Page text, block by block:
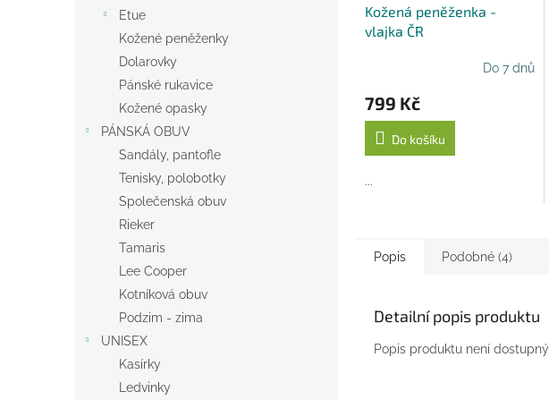
Etue
Kožené peněženky
Dolarovky
Pánské rukavice
Kožené opasky
PÁNSKÁ OBUV
Sandály, pantofle
Tenisky, polobotky
Společenská obuv
Rieker
Tamaris
Lee Cooper
Kotníková obuv
Podzim - zima
UNISEX
Kasírky
Ledvinky
Kožená peněženka -
vlajka ČR
Do 7 dnů
799 Kč
Do košíku
...
Popis Podobné (4)
Detailní popis produktu
Popis produktu není dostupný